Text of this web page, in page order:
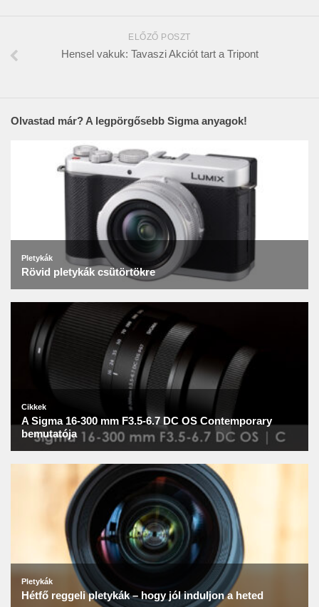
ELŐZŐ POSZT
Hensel vakuk: Tavaszi Akciót tart a Tripont
Olvastad már? A legpörgősebb Sigma anyagok!